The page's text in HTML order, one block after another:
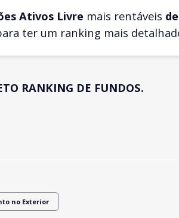
Ativos Livre mais rentáveis
ter um ranking mais
RANKING DE FUNDOS.
no Exterior